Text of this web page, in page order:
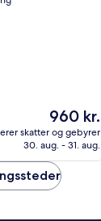
Prisen
960 kr.
960 kr.
skatter og gebyrer
30. aug. - 31. aug.